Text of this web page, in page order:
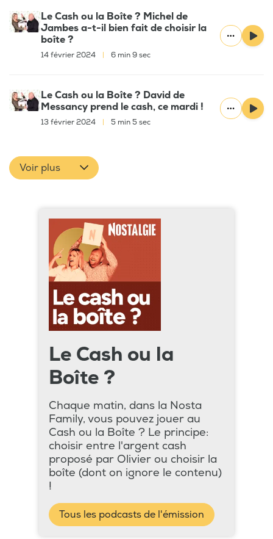
Le Cash ou la Boîte ? Michel de
Jambes a-t-il bien fait de choisir la
boîte ?
14 février 2024 6 min 9 sec
Le Cash ou la Boîte ? David de
Messancy prend le cash, ce mardi !
13 février 2024 5 min 5 sec
Voir plus
Le Cash ou la
Boîte ?
Chaque matin, dans la Nosta
Family, vous pouvez jouer au
Cash ou la Boîte ? Le principe:
choisir entre l'argent cash
proposé par Olivier ou choisir la
boîte (dont on ignore le contenu)
!
Tous les podcasts de l'émission